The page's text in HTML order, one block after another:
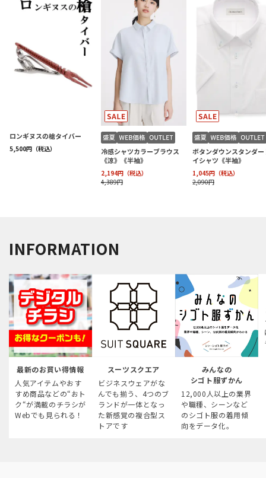
INFORMATION
最新のお買い得情報
人気アイテムやおす
すめ商品などの“おト
ク“が満載のチラシが
Webでも見られる！
スーツスクエア
ビジネスウェアがな
んでも揃う、4つのブ
ランドが一体となっ
た新感覚の複合型ス
トアです
みんなの
シゴト服ずかん
12,000人以上の業界
や職種、シーンなど
のシゴト服の着用傾
向をデータ化。